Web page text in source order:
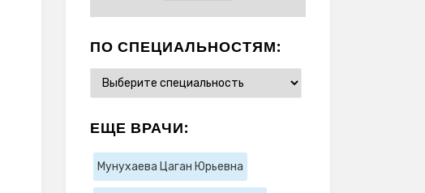
ПО СПЕЦИАЛЬНОСТЯМ:
ЕЩЕ ВРАЧИ:
Мунухаева Цаган Юрьевна